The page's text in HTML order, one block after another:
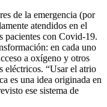
de la emergencia (por
atendidos en el
pacientes con Covid-19.
en cada uno
a oxígeno y otros
eléctricos. “Usar el atrio
es una idea originada en
ese sistema de